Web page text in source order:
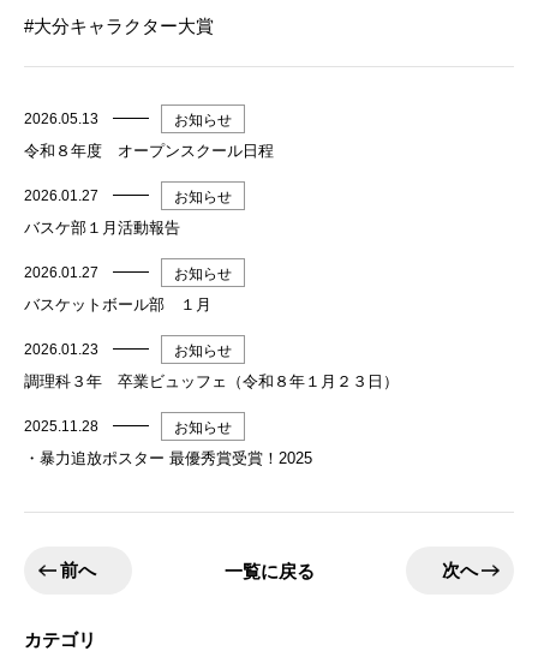
大分キャラクター大賞
2026.05.13 お知らせ
令和８年度 オープンスクール日程
2026.01.27 お知らせ
バスケ部１月活動報告
2026.01.27 お知らせ
バスケットボール部 １月
2026.01.23 お知らせ
調理科３年 卒業ビュッフェ（令和８年１月２３日）
2025.11.28 お知らせ
・暴力追放ポスター 最優秀賞受賞！2025
前へ 一覧に戻る 次へ
カテゴリ